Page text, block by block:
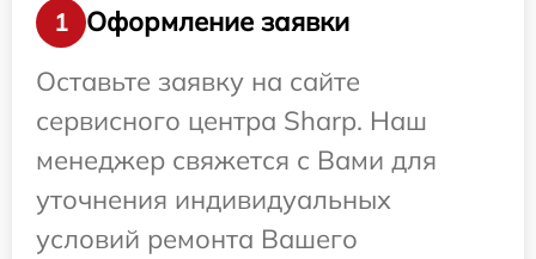
1
Оформление заявки
Оставьте заявку на сайте
сервисного центра Sharp. Наш
менеджер свяжется с Вами для
уточнения индивидуальных
условий ремонта Вашего